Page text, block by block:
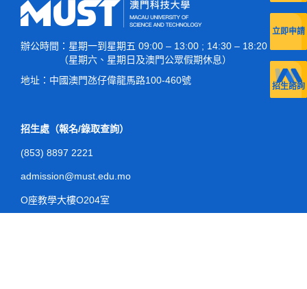
立即申請
招生諮詢
辦公時間 ：星期一到星期五 09:00 – 13:00 ; 14:30 – 18:20
（星期六、星期日及澳門公眾假期休息）
地址： 中國澳門氹仔偉龍馬路100-460號
招生處（報名/錄取查詢）
(853) 8897 2221
admission@must.edu.mo
O座教學大樓O204室